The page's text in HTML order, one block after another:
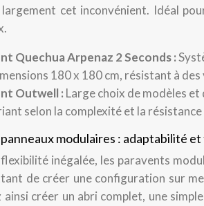
largement cet inconvénient. Idéal
Quechua Arpenaz 2 Seconds :
180 x 180 cm, résistant à des
Outwell : Large choix de modèles
selon la complexité et la résistance
modulaires : adaptabilité
inégalée, les paravents
de créer une configuration sur
ainsi créer un abri complet, une